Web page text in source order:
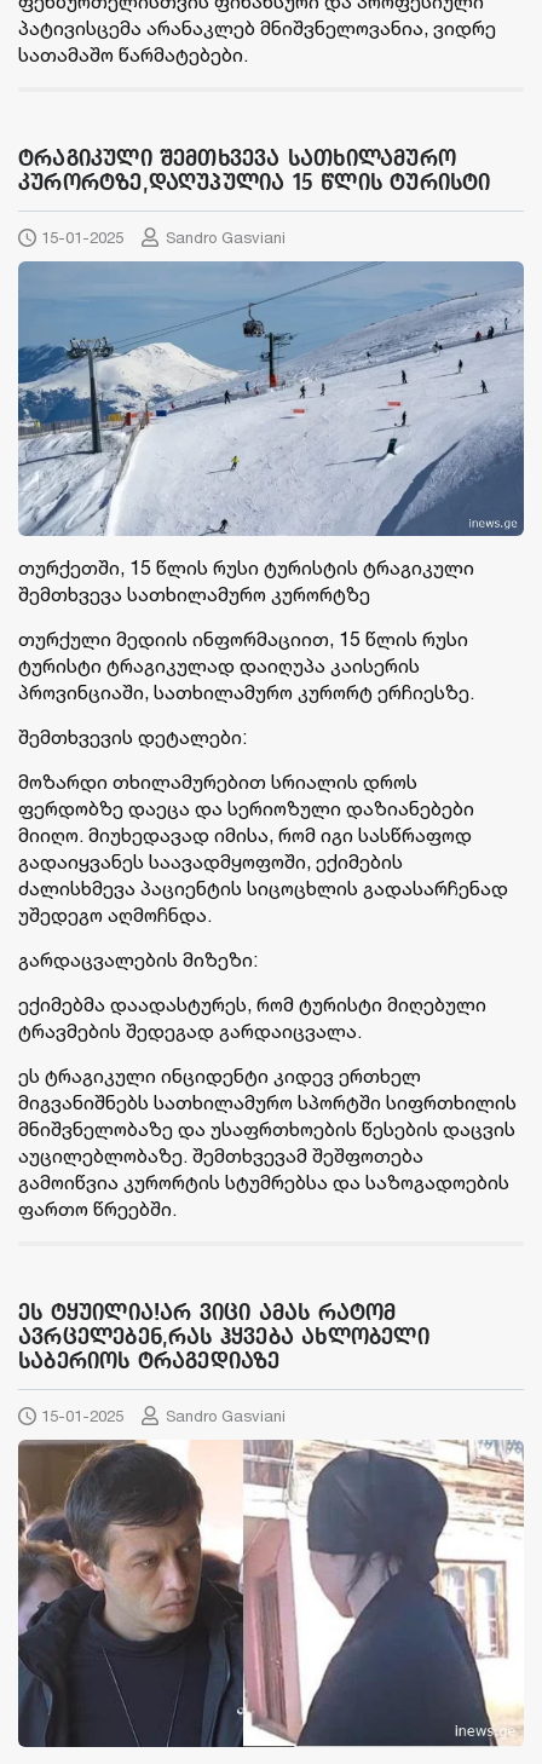
პატივისცემა არანაკლებ მნიშვნელოვანია, ვიდრე
სათამაშო წარმატებები.
ტრაგიკული შემთხვევა სათხილამურო
კურორტზე,დაღუპულია 15 წლის ტურისტი
15-01-2025 Sandro Gasviani
თურქეთში, 15 წლის რუსი ტურისტის ტრაგიკული
შემთხვევა სათხილამურო კურორტზე
თურქული მედიის ინფორმაციით, 15 წლის რუსი
ტურისტი ტრაგიკულად დაიღუპა კაისერის
პროვინციაში, სათხილამურო კურორტ ერჩიესზე.
შემთხვევის დეტალები:
მოზარდი თხილამურებით სრიალის დროს
ფერდობზე დაეცა და სერიოზული დაზიანებები
მიიღო. მიუხედავად იმისა, რომ იგი სასწრაფოდ
გადაიყვანეს საავადმყოფოში, ექიმების
ძალისხმევა პაციენტის სიცოცხლის გადასარჩენად
უშედეგო აღმოჩნდა.
გარდაცვალების მიზეზი:
ექიმებმა დაადასტურეს, რომ ტურისტი მიღებული
ტრავმების შედეგად გარდაიცვალა.
ეს ტრაგიკული ინციდენტი კიდევ ერთხელ
მიგვანიშნებს სათხილამურო სპორტში სიფრთხილის
მნიშვნელობაზე და უსაფრთხოების წესების დაცვის
აუცილებლობაზე. შემთხვევამ შეშფოთება
გამოიწვია კურორტის სტუმრებსა და საზოგადოების
ფართო წრეებში.
ეს ტყუ­ი­ლია!არ ვიცი ამას რატომ
ავრცელებენ,რას ჰყვება ახლობელი
საბერიოს ტრაგედიაზე
15-01-2025 Sandro Gasviani